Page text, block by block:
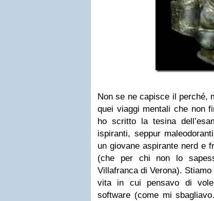
Non se ne capisce il perché,
quei viaggi mentali che non
ho scritto la tesina
ispiranti, seppur
un giovane aspirante nerd e
(che per chi non lo
Villafranca di Verona).
vita in cui pensavo di
software (come mi